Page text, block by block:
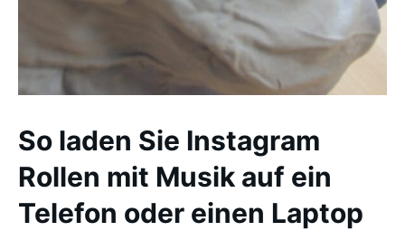
So laden Sie Instagram
Rollen mit Musik auf ein
Telefon oder einen Laptop